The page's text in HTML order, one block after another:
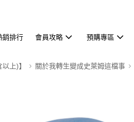
銷排行 會員攻略 預購專區
上)】 關於我轉生變成史萊姆這檔事